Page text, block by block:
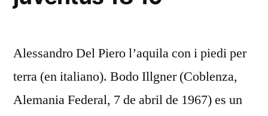
Alessandro Del Piero l’aquila con i piedi per
terra (en italiano). Bodo Illgner (Coblenza,
Alemania Federal, 7 de abril de 1967) es un